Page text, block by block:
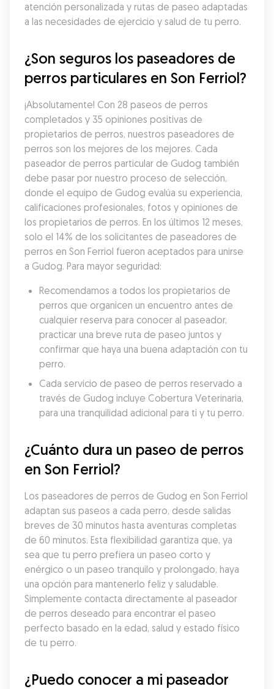
atención personalizada y rutas de paseo adaptadas
a las necesidades de ejercicio y salud de tu perro.
¿Son seguros los paseadores de
perros particulares en Son Ferriol?
¡Absolutamente! Con 28 paseos de perros
completados y 35 opiniones positivas de
propietarios de perros, nuestros paseadores de
perros son los mejores de los mejores. Cada
paseador de perros particular de Gudog también
debe pasar por nuestro proceso de selección,
donde el equipo de Gudog evalúa su experiencia,
calificaciones profesionales, fotos y opiniones de
los propietarios de perros. En los últimos 12 meses,
solo el 14% de los solicitantes de paseadores de
perros en Son Ferriol fueron aceptados para unirse
a Gudog. Para mayor seguridad:
Recomendamos a todos los propietarios de
perros que organicen un encuentro antes de
cualquier reserva para conocer al paseador,
practicar una breve ruta de paseo juntos y
confirmar que haya una buena adaptación con tu
perro.
Cada servicio de paseo de perros reservado a
través de Gudog incluye Cobertura Veterinaria,
para una tranquilidad adicional para ti y tu perro.
¿Cuánto dura un paseo de perros
en Son Ferriol?
Los paseadores de perros de Gudog en Son Ferriol
adaptan sus paseos a cada perro, desde salidas
breves de 30 minutos hasta aventuras completas
de 60 minutos. Esta flexibilidad garantiza que, ya
sea que tu perro prefiera un paseo corto y
enérgico o un paseo tranquilo y prolongado, haya
una opción para mantenerlo feliz y saludable.
Simplemente contacta directamente al paseador
de perros deseado para encontrar el paseo
perfecto basado en la edad, salud y estado físico
de tu perro.
¿Puedo conocer a mi paseador